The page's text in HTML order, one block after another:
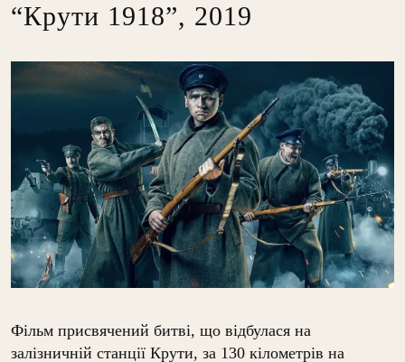
“Крути 1918”, 2019
Фільм присвячений битві, що відбулася на
залізничній станції Крути, за 130 кілометрів на